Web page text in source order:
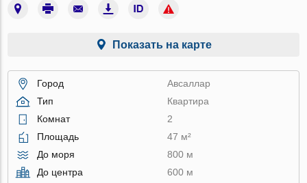
Показать на карте
Город
Авсаллар
Тип
Квартира
Комнат
2
Площадь
47 м²
До моря
800 м
До центра
600 м